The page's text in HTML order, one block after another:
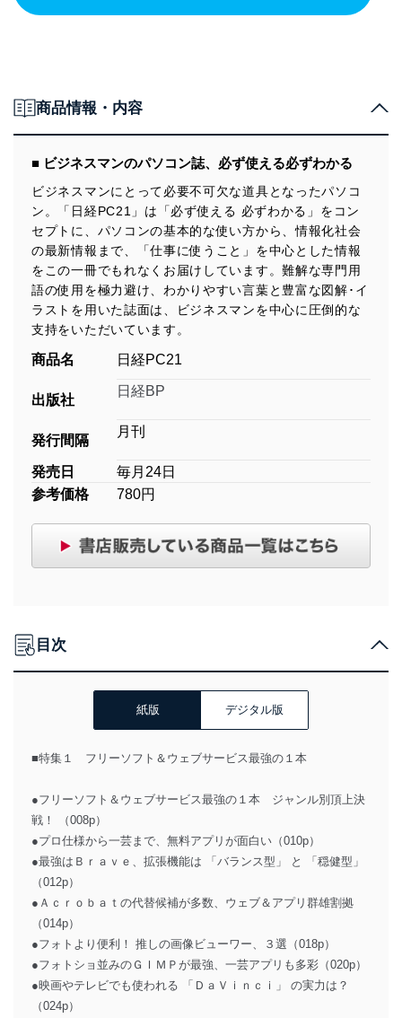
商品情報・内容
■ ビジネスマンのパソコン誌、必ず使える必ずわかる
ビジネスマンにとって必要不可欠な道具となったパソコ
ン。「日経PC21」は「必ず使える 必ずわかる」をコン
セプトに、パソコンの基本的な使い方から、情報化社会
の最新情報まで、「仕事に使うこと」を中心とした情報
をこの一冊でもれなくお届けしています。難解な専門用
語の使用を極力避け、わかりやすい言葉と豊富な図解･イ
ラストを用いた誌面は、ビジネスマンを中心に圧倒的な
支持をいただいています。
商品名 日経PC21
出版社
日経BP
発行間隔
月刊
発売日
毎月24日
参考価格
780円
目次
紙版 デジタル版
■特集１ フリーソフト＆ウェブサービス最強の１本
●フリーソフト＆ウェブサービス最強の１本 ジャンル別頂上決
戦！ （008p）
●プロ仕様から一芸まで、無料アプリが面白い（010p）
●最強はＢｒａｖｅ、拡張機能は 「バランス型」 と 「穏健型」
（012p）
●Ａｃｒｏｂａｔの代替候補が多数、ウェブ＆アプリ群雄割拠
（014p）
●フォトより便利！ 推しの画像ビューワー、３選（018p）
●フォトショ並みのＧＩＭＰが最強、一芸アプリも多彩（020p）
●映画やテレビでも使われる 「ＤａＶｉｎｃｉ」 の実力は？
（024p）